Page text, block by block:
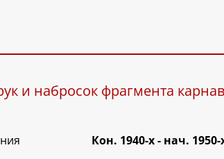
и набросок фрагмента
Кон. 1940-х - нач. 1950-